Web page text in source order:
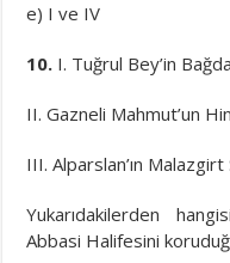
e) I ve IV
10. I. Tuğrul Bey’in
II. Gazneli Mahmut’un
III. Alparslan’ın Malazgirt
Yukarıdakilerden
Abbasi Halifesini